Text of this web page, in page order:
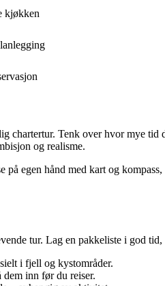
kjøkken
chartertur. Tenk over hvor mye
og realisme.
egen hånd med kart og
tur. Lag en pakkeliste i god
i fjell og kystområder.
inn før du reiser.